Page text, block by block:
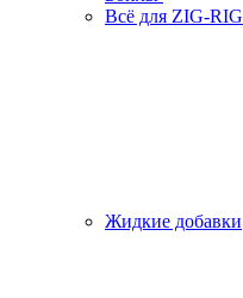
Всё для ZIG-RIG
Жидкие добавки